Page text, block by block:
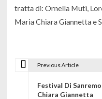
tratta di: Ornella Muti,
Maria Chiara Giannetta e
Previous Article
Festival Di
Chiara Giannetta